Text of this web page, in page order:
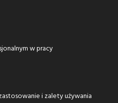
w pracy
i zalety używania